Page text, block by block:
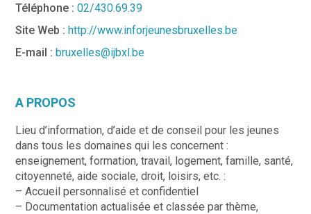
Téléphone :02/430.69.39
Site Web : http://www.inforjeunesbruxelles.be
E-mail : bruxelles@ijbxl.be
A PROPOS
Lieu d’information, d’aide et de conseil pour les jeunes
dans tous les domaines qui les concernent :
enseignement, formation, travail, logement, famille, santé,
citoyenneté, aide sociale, droit, loisirs, etc. :
– Accueil personnalisé et confidentiel
– Documentation actualisée et classée par thème,